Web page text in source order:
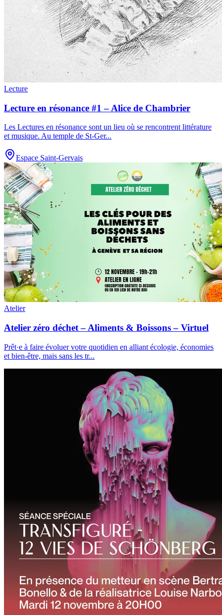
Lecture
Lecture en résonance #1 – Alice de Chambrier
Les Lectures en résonance sont un lieu où se rencontrent littérature
et musique. Au temple de St-Ger...
Espace Saint-Gervais
Atelier
Atelier zéro déchet – Aliments & Boissons – Virtuel
Prêt·e à faire évoluer votre quotidien en alliant écologie, économies
et bien-être, mais sans les tr...